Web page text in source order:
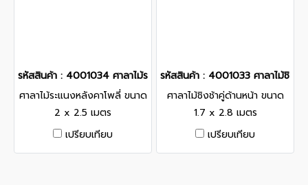
รหัสสินค้า : 4001034 ศาลาไม้ระแนงหลังคาโพลี่ ขนาด 2 x 2.5 เมตร
ศาลาไม้ระแนงหลังคาโพลี่ ขนาด
2 x 2.5 เมตร
เปรียบเทียบ
รหัสสินค้า : 4001033 ศาลาไม้ชิงช้
ศาลาไม้ชิงช้าคู่ด้านหน้า ขนาด
1.7 x 2.8 เมตร
เปรียบเทียบ